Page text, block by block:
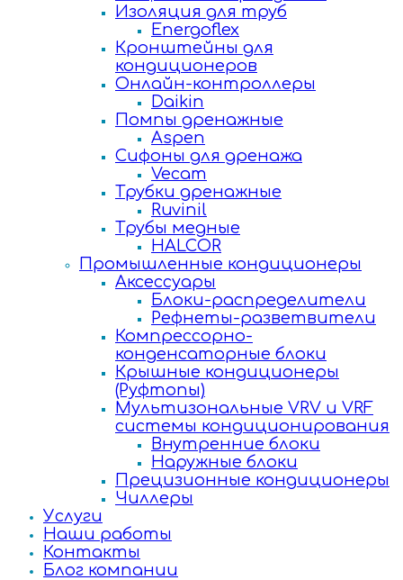
Изоляция для труб
Energoflex
Кронштейны для
кондиционеров
Онлайн-контроллеры
Daikin
Помпы дренажные
Aspen
Сифоны для дренажа
Vecam
Трубки дренажные
Ruvinil
Трубы медные
HALCOR
Промышленные кондиционеры
Аксессуары
Блоки-распределители
Рефнеты-разветвители
Компрессорно-
конденсаторные блоки
Крышные кондиционеры
(Руфтопы)
Мультизональные VRV и VRF
системы кондиционирования
Внутренние блоки
Наружные блоки
Прецизионные кондиционеры
Чиллеры
Услуги
Наши работы
Контакты
Блог компании